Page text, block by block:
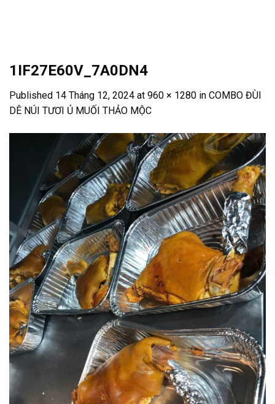
1IF27E60V_7A0DN4
Published 14 Tháng 12, 2024 at 960 × 1280 in COMBO ĐÙI
DÊ NÚI TƯƠI Ủ MUỐI THẢO MỘC